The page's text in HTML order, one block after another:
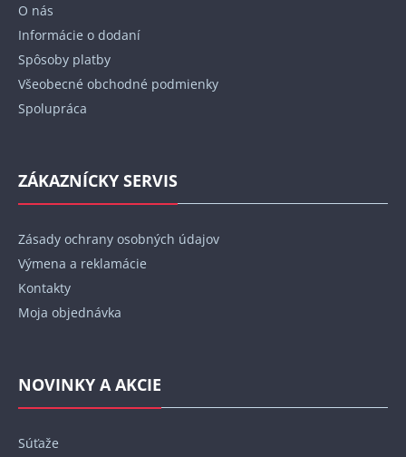
O nás
Informácie o dodaní
Spôsoby platby
Všeobecné obchodné podmienky
Spolupráca
ZÁKAZNÍCKY SERVIS
Zásady ochrany osobných údajov
Výmena a reklamácie
Kontakty
Moja objednávka
NOVINKY A AKCIE
Súťaže